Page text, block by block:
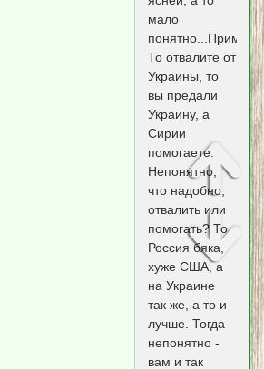
мало
То отвалите от
Украины, то
вы предали
Украину, а
Сирии
помогаете.
Непонятно,
что надобно,
отвалить или
помогать? То
Россия бяка,
хуже США, а
на Украине
так же, а то и
лучше. Тогда
непонятно -
вам и так